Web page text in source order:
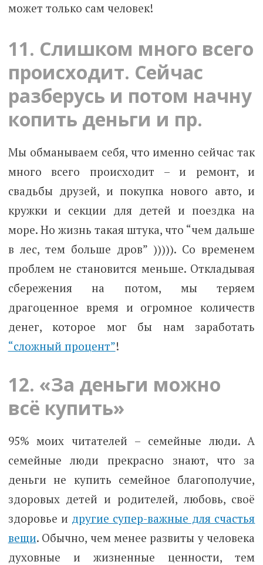
может только сам человек!
11. Слишком много всего
происходит. Сейчас
разберусь и потом начну
копить деньги и пр.
Мы обманываем себя, что именно сейчас так
много всего происходит – и ремонт, и
свадьбы друзей, и покупка нового авто, и
кружки и секции для детей и поездка на
море. Но жизнь такая штука, что “чем дальше
в лес, тем больше дров” ))))). Со временем
проблем не становится меньше. Откладывая
сбережения на потом, мы теряем
драгоценное время и огромное количеств
денег, которое мог бы нам заработать
“сложный процент”!
12. «За деньги можно
всё купить»
95% моих читателей – семейные люди. А
семейные люди прекрасно знают, что за
деньги не купить семейное благополучие,
здоровых детей и родителей, любовь, своё
здоровье и другие супер-важные для счастья
вещи. Обычно, чем менее развиты у человека
духовные и жизненные ценности, тем